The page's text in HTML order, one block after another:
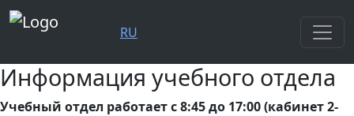
RU
Информация учебного отдела
Учебный отдел работает с 8:45 до 17:00 (кабинет 2-